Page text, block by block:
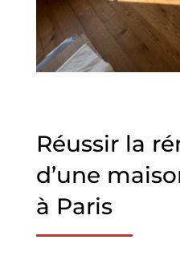
Réussir la
d’une
à Paris